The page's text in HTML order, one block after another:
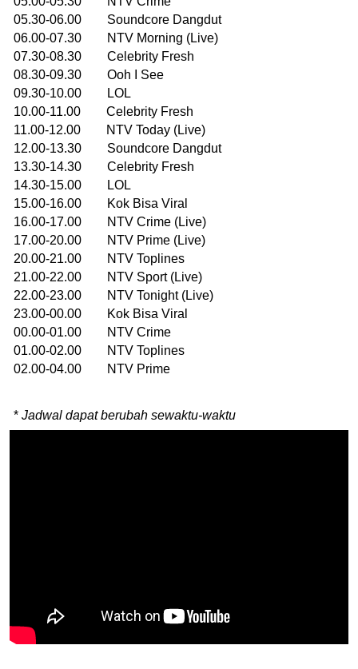
05.30-06.00 Soundcore Dangdut
06.00-07.30 NTV Morning (Live)
07.30-08.30 Celebrity Fresh
08.30-09.30 Ooh I See
09.30-10.00 LOL
10.00-11.00 Celebrity Fresh
11.00-12.00 NTV Today (Live)
12.00-13.30 Soundcore Dangdut
13.30-14.30 Celebrity Fresh
14.30-15.00 LOL
15.00-16.00 Kok Bisa Viral
16.00-17.00 NTV Crime (Live)
17.00-20.00 NTV Prime (Live)
20.00-21.00 NTV Toplines
21.00-22.00 NTV Sport (Live)
22.00-23.00 NTV Tonight (Live)
23.00-00.00 Kok Bisa Viral
00.00-01.00 NTV Crime
01.00-02.00 NTV Toplines
02.00-04.00 NTV Prime
* Jadwal dapat berubah sewaktu-waktu